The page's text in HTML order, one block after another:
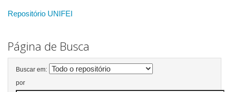
Repositório UNIFEI
Página de Busca
Buscar em:
por